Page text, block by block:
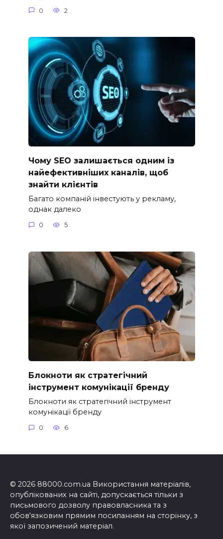
0 2
Чому SEO залишається одним із
найефективніших каналів, щоб
знайти клієнтів
Багато компаній інвестують у рекламу,
однак далеко
0 5
Блокноти як стратегічний
інструмент комунікації бренду
Блокноти як стратегічний інструмент
комунікації бренду
0 6
© 2026 88000.com.ua Використання матеріалів,
опублікованих на сайті, допускається тільки з
письмового дозволу правовласника та з
обов'язковим прямим посиланням на сторінку, з
якої запозичений матеріал.